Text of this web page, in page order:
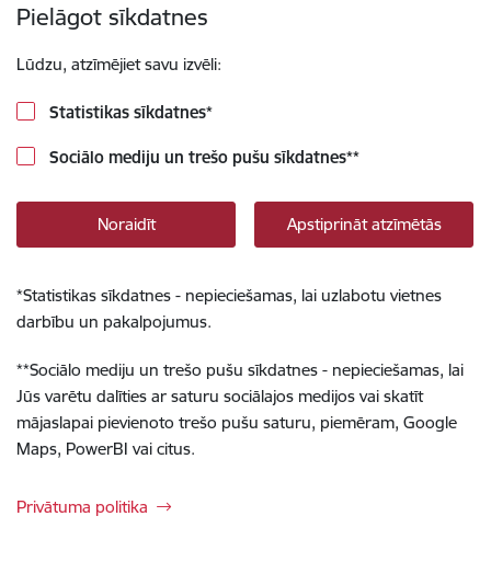
Pielāgot sīkdatnes
Lūdzu, atzīmējiet savu izvēli:
Statistikas sīkdatnes*
Sociālo mediju un trešo pušu sīkdatnes**
Noraidīt Apstiprināt atzīmētās
*Statistikas sīkdatnes - nepieciešamas, lai uzlabotu vietnes
darbību un pakalpojumus.
**Sociālo mediju un trešo pušu sīkdatnes - nepieciešamas, lai
Jūs varētu dalīties ar saturu sociālajos medijos vai skatīt
mājaslapai pievienoto trešo pušu saturu, piemēram, Google
Maps, PowerBI vai citus.
Privātuma politika